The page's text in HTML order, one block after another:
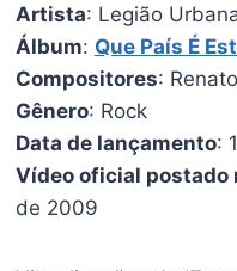
Artista: Legião
Álbum: Que País É
Compositores:
Gênero: Rock
Data de lançamento:
Vídeo oficial postado
de 2009